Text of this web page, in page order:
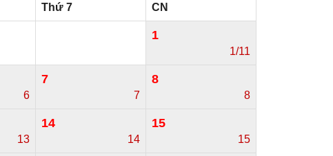
Thứ 7 CN
1
1/11
6
7
7
8
8
13
14
14
15
15